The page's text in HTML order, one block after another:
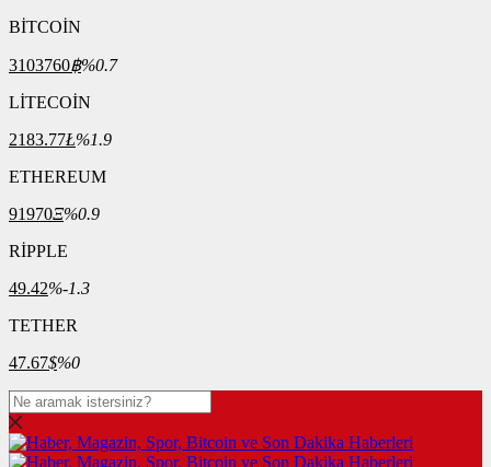
BİTCOİN
3103760฿%0.7
LİTECOİN
2183.77Ł%1.9
ETHEREUM
91970Ξ%0.9
RİPPLE
49.42%-1.3
TETHER
47.67$%0